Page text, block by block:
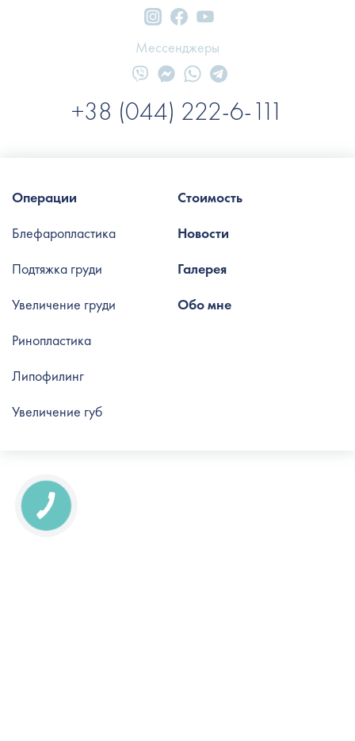
+38 (044) 222-6-111
Мессенджеры
Стоимость
Новости
Галерея
Обо мне
Операции
Блефаропластика
Подтяжка груди
Увеличение груди
Ринопластика
Липофилинг
Увеличение губ